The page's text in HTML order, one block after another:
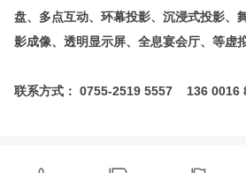
盘、多点互动、环幕投影、沉浸式投影、
影成像、透明显示屏、全息宴会厅、等虚
联系方式： 0755-2519 5557 136 0016